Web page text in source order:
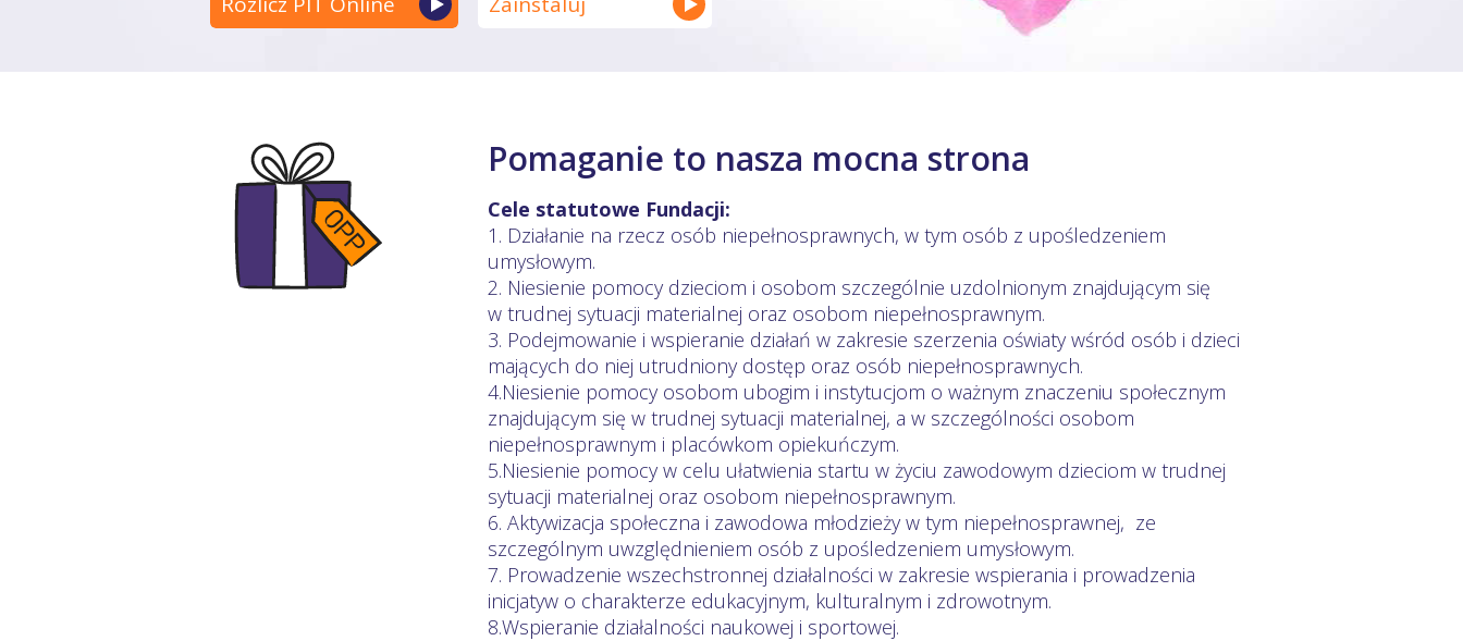
Pomaganie to nasza mocna strona
Cele statutowe Fundacji:
1. Działanie na rzecz osób niepełnosprawnych, w tym osób z upośledzeniem
umysłowym.
2. Niesienie pomocy dzieciom i osobom szczególnie uzdolnionym znajdującym się
w trudnej sytuacji materialnej oraz osobom niepełnosprawnym.
3. Podejmowanie i wspieranie działań w zakresie szerzenia oświaty wśród osób i dzieci
mających do niej utrudniony dostęp oraz osób niepełnosprawnych.
4.Niesienie pomocy osobom ubogim i instytucjom o ważnym znaczeniu społecznym
znajdującym się w trudnej sytuacji materialnej, a w szczególności osobom
niepełnosprawnym i placówkom opiekuńczym.
5.Niesienie pomocy w celu ułatwienia startu w życiu zawodowym dzieciom w trudnej
sytuacji materialnej oraz osobom niepełnosprawnym.
6. Aktywizacja społeczna i zawodowa młodzieży w tym niepełnosprawnej, ze
szczególnym uwzględnieniem osób z upośledzeniem umysłowym.
7. Prowadzenie wszechstronnej działalności w zakresie wspierania i prowadzenia
inicjatyw o charakterze edukacyjnym, kulturalnym i zdrowotnym.
8.Wspieranie działalności naukowej i sportowej.